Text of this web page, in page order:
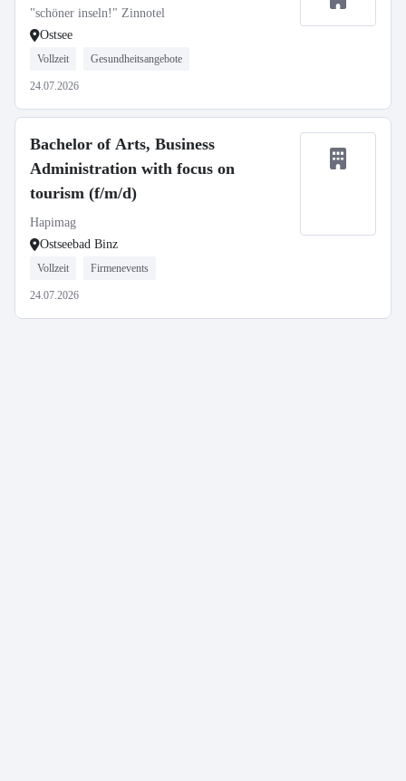
"schöner inseln!" Zinnotel
Ostsee
Vollzeit Gesundheitsangebote
24.07.2026
Bachelor of Arts, Business
Administration with focus on
tourism (f/m/d)
Hapimag
Ostseebad Binz
Vollzeit Firmenevents
24.07.2026